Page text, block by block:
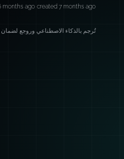
created 7 months ago
months ago
تُرجم بالذكاء الاصطناعي وروجع لضمان